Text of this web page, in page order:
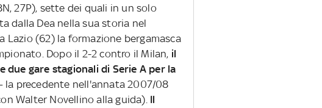
27P), sette dei quali in un solo
dalla Dea nella sua storia nel
(62) la formazione bergamasca
Dopo il 2-2 contro il Milan, il
gare stagionali di Serie A per la
la precedente nell'annata 2007/08
Walter Novellino alla guida).Il